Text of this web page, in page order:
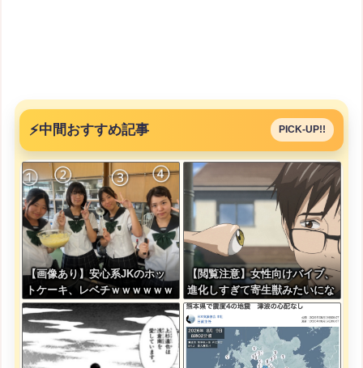
⚡中間おすすめ記事 PICK-UP!!
【画像あり】安心系JKのホッ
トケーキ、レベチｗｗｗｗｗｗ
ｗｗｗｗｗｗｗｗｗｗｗｗｗｗ
ｗｗｗｗ
【閲覧注意】女性向けバイブ、
進化しすぎて寄生獣みたいにな
ってしまう・・・